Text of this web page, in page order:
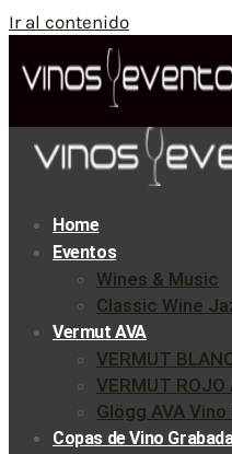
Ir al contenido
Home
Eventos
Wines & Music
Classic Wine
Vermut AVA
VERMUT
VERMUT ROJO
Glögg AVA
Copas de Vino